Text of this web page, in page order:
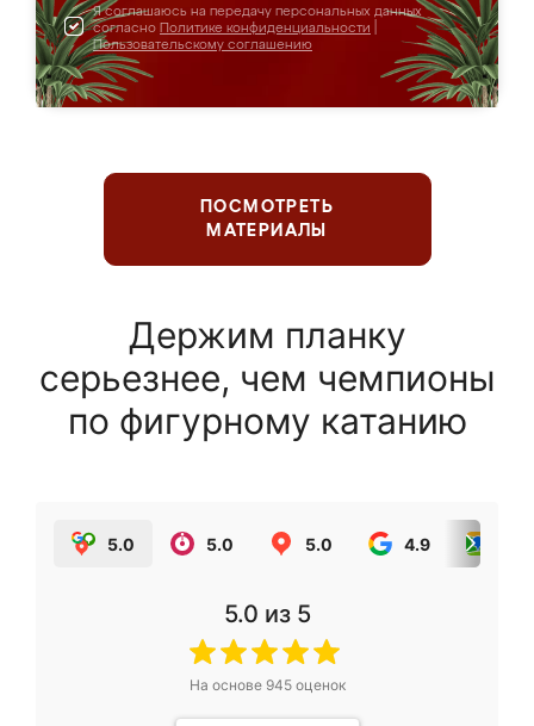
Я соглашаюсь на передачу персональных данных
согласно Политике конфиденциальности
Пользовательскому соглашению
ПОСМОТРЕТЬ
МАТЕРИАЛЫ
Держим планку
серьезнее, чем чемпионы
по фигурному катанию
5.0 5.0 5.0 4.9
5.0 из 5
На основе 945оценок